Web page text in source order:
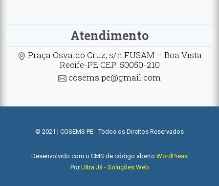
Atendimento
Praça Osvaldo Cruz, s/n FUSAM – Boa Vista
Recife-PE CEP: 50050-210
cosems.pe@gmail.com
© 2021 | COSEMS PE - Todos os Direitos Reservados
Desenvolvido com o CMS de código aberto WordPress
PorUltra Já - Soluções Web